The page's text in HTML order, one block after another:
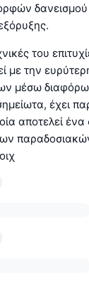
του
με την
μέσω
έχει
αποτελεί